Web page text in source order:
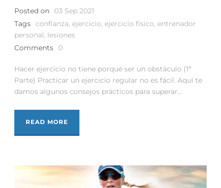
Posted on
03 Sep 2021
Tags confianza, ejercicio, ejercicio físico, entrenador
personal, lesiones
Comments
0
Hacer ejercicio no tiene porqué ser un obstáculo (1ª
Parte) Practicar un ejercicio regular no es fácil. Aquí te
damos algunos consejos prácticos para superar...
READ MORE